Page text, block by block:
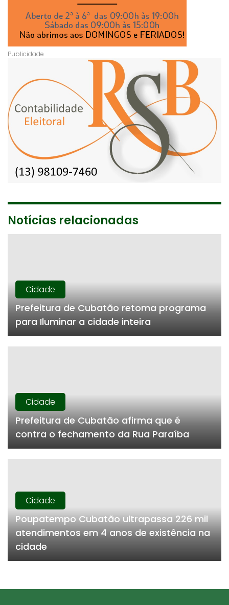
Notícias relacionadas
Cidade
Prefeitura de Cubatão retoma programa
para Iluminar a cidade inteira
Cidade
Prefeitura de Cubatão afirma que é
contra o fechamento da Rua Paraíba
Cidade
Poupatempo Cubatão ultrapassa 226 mil
atendimentos em 4 anos de existência na
cidade